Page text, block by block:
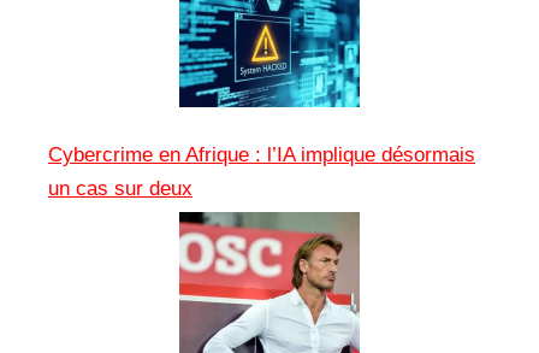
Cybercrime en Afrique : l’IA implique désormais
un cas sur deux